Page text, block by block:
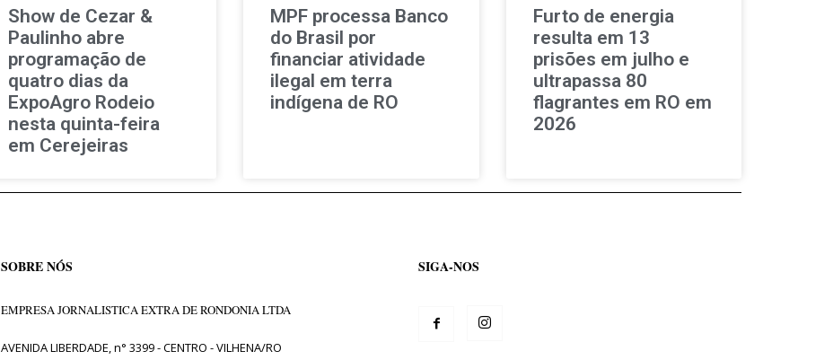
Show de Cezar &
Paulinho abre
programação de
quatro dias da
ExpoAgro Rodeio
nesta quinta-feira
em Cerejeiras
MPF processa Banco
do Brasil por
financiar atividade
ilegal em terra
indígena de RO
Furto de energia
resulta em 13
prisões em julho e
ultrapassa 80
flagrantes em RO em
2026
SOBRE NÓS
EMPRESA JORNALISTICA EXTRA DE RONDONIA LTDA
AVENIDA LIBERDADE, n° 3399 - CENTRO - VILHENA/RO
SIGA-NOS